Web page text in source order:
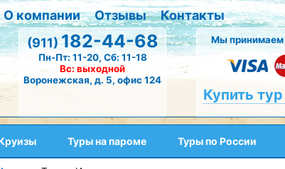
О компании Отзывы
Контакты
(911)182-44-68
Пн-Пт: 11-20, Сб: 11-18
Вс: выходной
Воронежская, д. 5, офис 124
Мы принимаем
Купить
Туры на пароме Туры по России